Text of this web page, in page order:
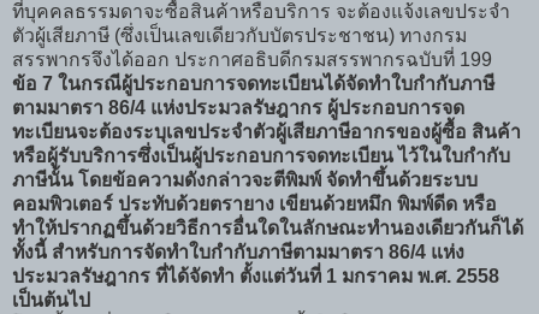
ที่บุคคลธรรมดาจะซื้อสินค้าหรือบริการ จะต้องแจ้งเลขประจำ
ตัวผู้เสียภาษี (ซึ่งเป็นเลขเดียวกับบัตรประชาชน) ทางกรม
สรรพากรจึงได้ออก ประกาศอธิบดีกรมสรรพากรฉบับที่ 199
ข้อ 7 ในกรณีผู้ประกอบการจดทะเบียนได้จัดทำใบกำกับภาษี
ตามมาตรา 86/4 แห่งประมวลรัษฎากร ผู้ประกอบการจด
ทะเบียนจะต้องระบุเลขประจำตัวผู้เสียภาษีอากรของผู้ซื้อ สินค้า
หรือผู้รับบริการซึ่งเป็นผู้ประกอบการจดทะเบียน ไว้ในใบกำกับ
ภาษีนั้น โดยข้อความดังกล่าวจะตีพิมพ์ จัดทำขึ้นด้วยระบบ
คอมพิวเตอร์ ประทับด้วยตรายาง เขียนด้วยหมึก พิมพ์ดีด หรือ
ทำให้ปรากฏขึ้นด้วยวิธีการอื่นใดในลักษณะทำนองเดียวกันก็ได้
ทั้งนี้ สำหรับการจัดทำใบกำกับภาษีตามมาตรา 86/4 แห่ง
ประมวลรัษฎากร ที่ได้จัดทำ ตั้งแต่วันที่ 1 มกราคม พ.ศ. 2558
เป็นต้นไป